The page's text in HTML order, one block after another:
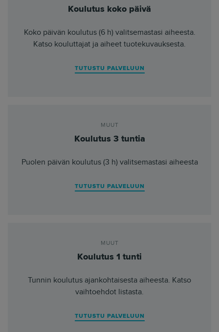
Koulutus koko päivä
Koko päivän koulutus (6 h) valitsemastasi aiheesta.
Katso kouluttajat ja aiheet tuotekuvauksesta.
TUTUSTU PALVELUUN
MUUT
Koulutus 3 tuntia
Puolen päivän koulutus (3 h) valitsemastasi aiheesta
TUTUSTU PALVELUUN
MUUT
Koulutus 1 tunti
Tunnin koulutus ajankohtaisesta aiheesta. Katso
vaihtoehdot listasta.
TUTUSTU PALVELUUN